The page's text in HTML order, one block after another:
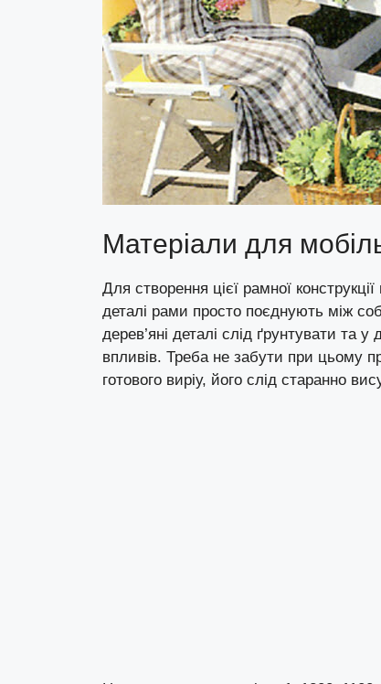
Матеріали для
Для створення цієї рамної
деталі рами просто поєднують між
дерев’яні деталі слід ґрунтувати
впливів. Треба не забути при цьому
готового виріу, його слід старанно